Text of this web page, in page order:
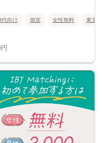
向け 個室 女性無料 東京都